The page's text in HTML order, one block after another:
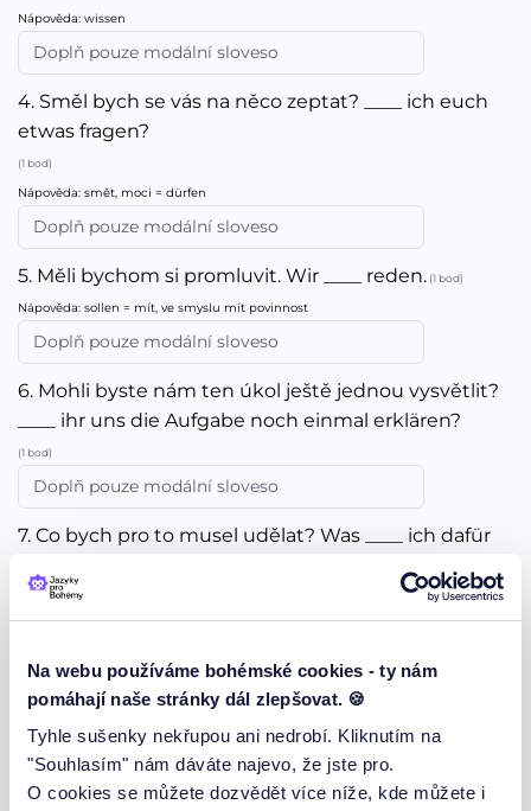
Na webu používáme bohémské cookies - ty nám
pomáhají naše stránky dál zlepšovat. 🍪
Tyhle sušenky nekřupou ani nedrobí. Kliknutím na
"Souhlasím" nám dáváte najevo, že jste pro.
O cookies se můžete dozvědět více níže, kde můžete i
Nápověda: wissen
4. Směl bych se vás na něco zeptat? ____ ich euch
etwas fragen?
(1 bod)
Nápověda: smět, moci = dürfen
5. Měli bychom si promluvit. Wir ____ reden. (1 bod)
Nápověda: sollen = mít, ve smyslu mít povinnost
6. Mohli byste nám ten úkol ještě jednou vysvětlit?
____ ihr uns die Aufgabe noch einmal erklären?
(1 bod)
7. Co bych pro to musel udělat? Was ____ ich dafür
(1 bod)
8. Kdybych jen věděla, jak se jmenoval. Wenn ich
nur ____ , wie er hießte.
(1 bod)